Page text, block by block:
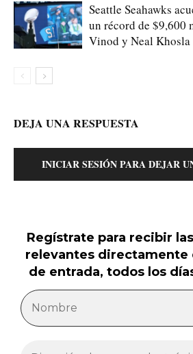
Seattle Seahawks
un récord de $9,600
Vinod y Neal Khosla
DEJA UNA RESPUESTA
INICIAR SESIÓN PARA DEJAR
Regístrate para recibir
relevantes directamente
de entrada, todos los